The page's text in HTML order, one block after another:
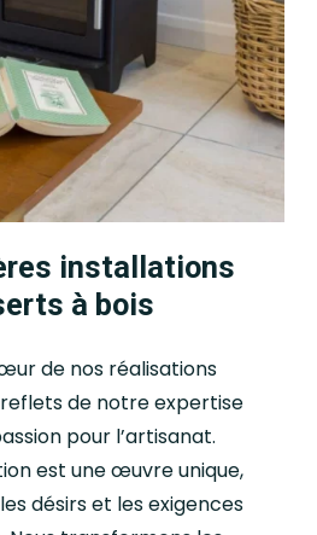
en verre
à la chaleur, ce
de contenir les
et les braises à
de l’appareil,
ainsi les risques
d’énergie : Les
à bois permettent
d’énergie
efficacement
principales de la
ce qui peut
des économies
installations
à bois
de nos réalisations
reflets de notre expertise
pour l’artisanat.
est une œuvre unique,
désirs et les exigences